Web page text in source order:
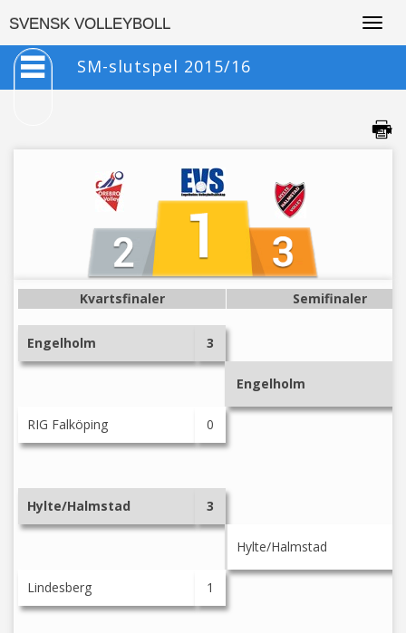
SVENSK VOLLEYBOLL
SM-slutspel 2015/16
Kvartsfinaler Semifinaler
Engelholm 3
Engelholm
RIG Falköping 0
Hylte/Halmstad 3
Hylte/Halmstad
Lindesberg 1